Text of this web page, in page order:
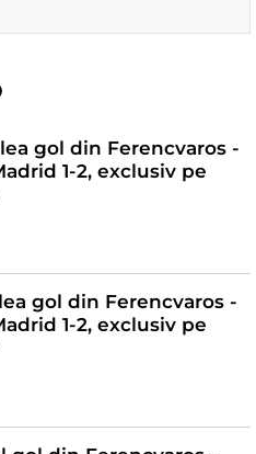
gol din Ferencvaros -
1-2, exclusiv pe
gol din Ferencvaros -
1-2, exclusiv pe